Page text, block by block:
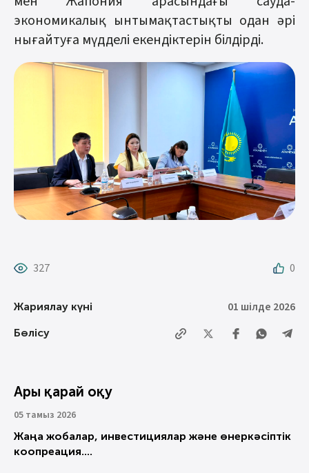
экономикалық ынтымақтастықты одан әрі
нығайтуға мүдделі екендіктерін білдірді.
327 0
Жариялау күні 01 шілде 2026
Бөлісу
Ары қарай оқу
05 тамыз 2026
Жаңа жобалар, инвестициялар және өнеркәсіптік
коопреация....